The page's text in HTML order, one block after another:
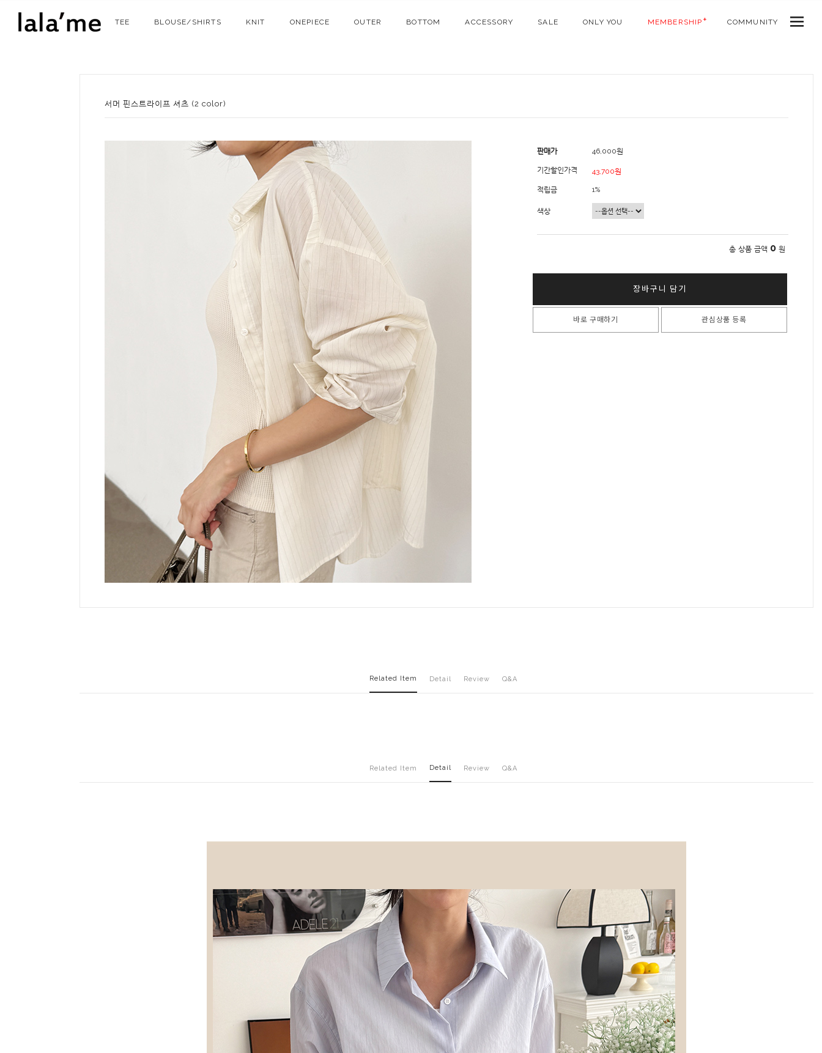
TEE BLOUSE/SHIRTS KNIT ONEPIECE OUTER BOTTOM ACCESSORY SALE ONLY YOU MEMBERSHIP COMMUNITY
서머 핀스트라이프 셔츠 (2 color)
판매가 46,000원
기간할인가격 43,700원
적립금 1%
색상
총 상품 금액 0 원
장바구니 담기
바로 구매하기 관심상품 등록
Related Item Detail Review Q&A
Related Item Detail Review Q&A